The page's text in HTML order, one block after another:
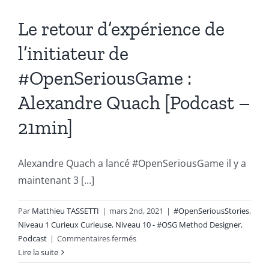
Le retour d’expérience de
l’initiateur de
#OpenSeriousGame :
Alexandre Quach [Podcast –
21min]
Alexandre Quach a lancé #OpenSeriousGame il y a
maintenant 3 [...]
Par Matthieu TASSETTI | mars 2nd, 2021 | #OpenSeriousStories,
Niveau 1 Curieux Curieuse, Niveau 10 - #OSG Method Designer,
Podcast | Commentaires ferméssur
retour
Lire la suite